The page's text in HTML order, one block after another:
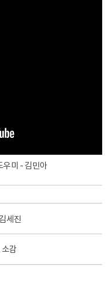
우미 - 김민아
세진
감